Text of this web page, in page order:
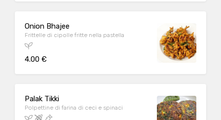
Onion Bhajee
Frittelle di cipolle fritte nella pastella
4.00 €
Palak Tikki
Polpettine di farina di ceci e spinaci